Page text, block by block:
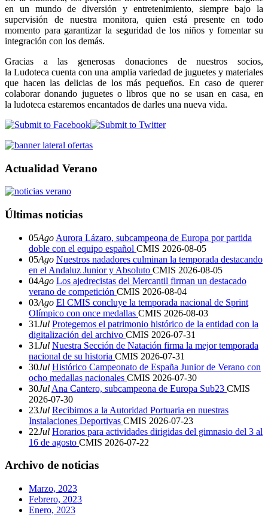
en un mundo de diversión y entretenimiento, siempre bajo la
supervisión de nuestra monitora, quien está presente en todo
momento para garantizar la seguridad de los niños y fomentar su
integración con los demás.
Gracias a las generosas donaciones de nuestros socios,
la Ludoteca cuenta con una amplia variedad de juguetes y materiales
que hacen las delicias de los más pequeños. En caso de querer
colaborar donando juguetes o libros que no se usan en casa, en
la ludoteca estaremos encantados de darles una nueva vida.
Actualidad Verano
Últimas noticias
05Ago Aurora Lázaro, subcampeona de Europa por partida
doble con el equipo español CMIS 2026-08-05
05Ago Nuestros nadadores culminan la temporada destacando
en el Andaluz Junior y Absoluto CMIS 2026-08-05
04Ago Los ajedrecistas del Mercantil firman un destacado
verano de competición CMIS 2026-08-04
03Ago El CMIS concluye la temporada nacional de Sprint
Olímpico con once medallas CMIS 2026-08-03
31Jul Protegemos el patrimonio histórico de la entidad con la
digitalización del archivo CMIS 2026-07-31
31Jul Nuestra Sección de Natación firma la mejor temporada
nacional de su historia CMIS 2026-07-31
30Jul Histórico Campeonato de España Junior de Verano con
ocho medallas nacionales CMIS 2026-07-30
30Jul Ana Cantero, subcampeona de Europa Sub23 CMIS
2026-07-30
23Jul Recibimos a la Autoridad Portuaria en nuestras
Instalaciones Deportivas CMIS 2026-07-23
22Jul Horarios para actividades dirigidas del gimnasio del 3 al
16 de agosto CMIS 2026-07-22
Archivo de noticias
Marzo, 2023
Febrero, 2023
Enero, 2023